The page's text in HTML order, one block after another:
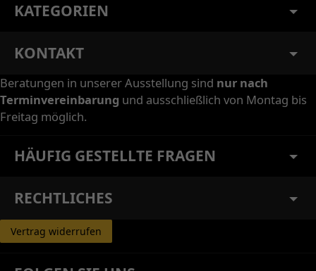
KATEGORIEN
KONTAKT
Beratungen in unserer Ausstellung sind nur nach
Terminvereinbarung und ausschließlich von Montag bis
Freitag möglich.
HÄUFIG GESTELLTE FRAGEN
RECHTLICHES
Vertrag widerrufen